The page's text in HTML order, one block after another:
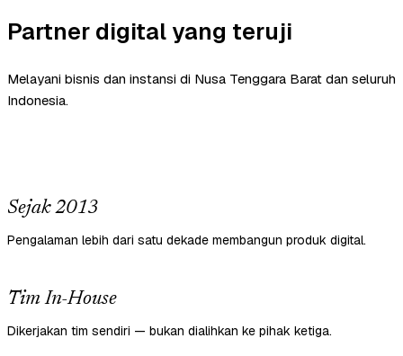
Partner digital yang teruji
Melayani bisnis dan instansi di Nusa Tenggara Barat dan seluruh
Indonesia.
Sejak 2013
Pengalaman lebih dari satu dekade membangun produk digital.
Tim In-House
Dikerjakan tim sendiri — bukan dialihkan ke pihak ketiga.